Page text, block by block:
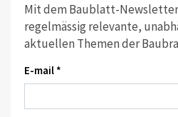
Mit dem Baublatt-
regelmässig relevante,
aktuellen Themen der
E-mail *